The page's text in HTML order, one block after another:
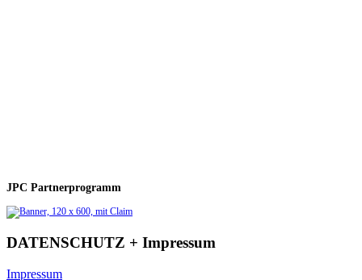
JPC Partnerprogramm
DATENSCHUTZ + Impressum
Impressum